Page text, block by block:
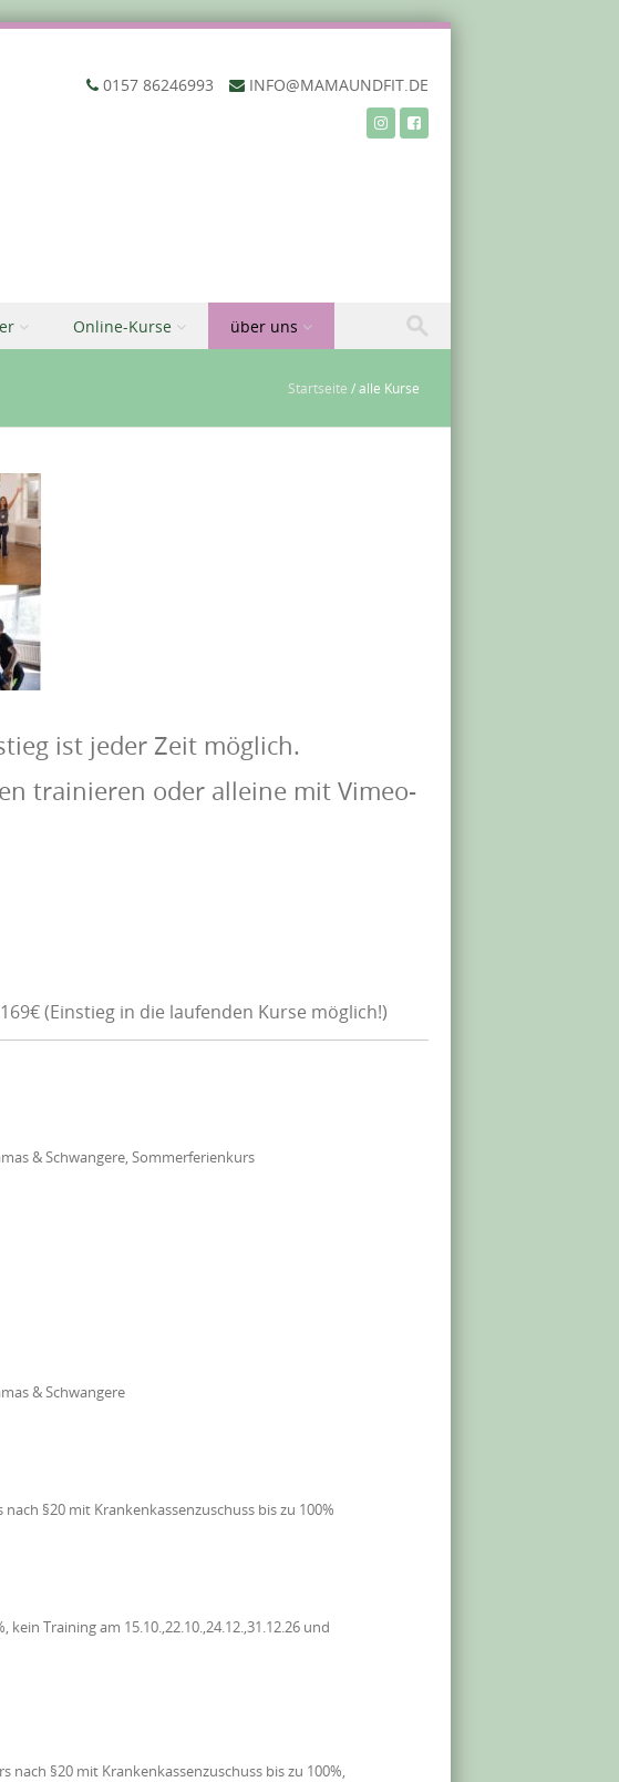
‭0157 86246993‬ INFO@MAMAUNDFIT.DE
Online-Kurse über uns
Startseite /alle Kurse
ist jeder Zeit möglich.
trainieren oder alleine mit Vimeo-
(Einstieg in die laufenden Kurse möglich!)
& Schwangere, Sommerferienkurs
& Schwangere
§20 mit Krankenkassenzuschuss bis zu 100%
Training am 15.10.,22.10.,24.12.,31.12.26 und
nach §20 mit Krankenkassenzuschuss bis zu 100%,